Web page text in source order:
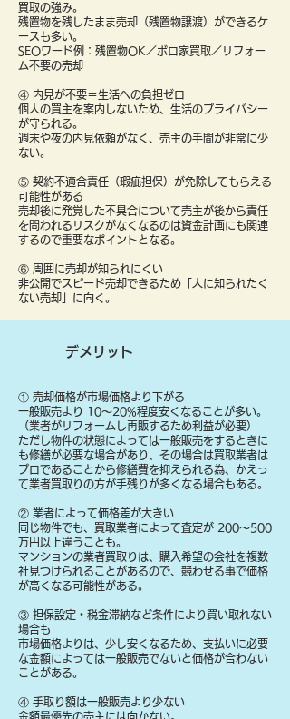
買取の強み。
残置物を残したまま売却（残置物譲渡）ができるケ
ースも多い。
SEOワード例：残置物OK／ボロ家買取／リフォー
ム不要の売却
④ 内見が不要＝生活への負担ゼロ
個人の買主を案内しないため、生活のプライバシー
が守られる。
週末や夜の内見依頼がなく、売主の手間が非常に少
ない。
⑤ 契約不適合責任（瑕疵担保）が免除してもらえる
可能性がある
売却後に発覚した不具合について売主が後から責任
を問われるリスクがなくなるのは資金計画にも関連
するので重要なポイントとなる。
⑥ 周囲に売却が知られにくい
非公開でスピード売却できるため「人に知られたく
ない売却」に向く。
デメリット
① 売却価格が市場価格より下がる
一般販売より 10〜20%程度安くなることが多い。
（業者がリフォームし再販するため利益が必要）
ただし物件の状態によっては一般販売をするときに
も修繕が必要な場合があり、その場合は買取業者は
プロであることから修繕費を抑えられる為、かえっ
て業者買取りの方が手残りが多くなる場合もある。
② 業者によって価格差が大きい
同じ物件でも、買取業者によって査定が 200〜500
万円以上違うことも。
マンションの業者買取りは、購入希望の会社を複数
社見つけられることがあるので、競わせる事で価格
が高くなる可能性がある。
③ 担保設定・税金滞納など条件により買い取れない
場合も
​市場価格よりは、少し安くなるため、支払いに必要
な金額によっては一般販売でないと価格が合わない
ことがある。
④ 手取り額は一般販売より少ない
金額最優先の売主には向かない。